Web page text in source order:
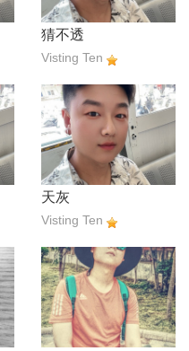
猜不透
Visting Ten
天灰
Visting Ten